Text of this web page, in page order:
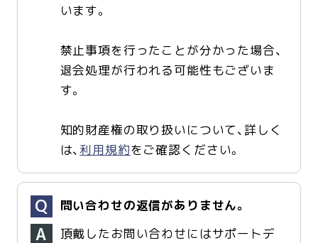
います。
禁止事項を行ったことが分かった場合、
退会処理が行われる可能性もございま
す。
知的財産権の取り扱いについて、詳しく
は、 利用規約をご確認ください。
問い合わせの返信がありません。
頂戴したお問い合わせにはサポートデ